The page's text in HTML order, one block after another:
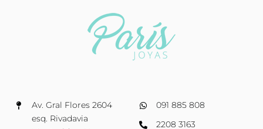
Av. Gral Flores 2604
esq. Rivadavia
091 885 808
2208 3163